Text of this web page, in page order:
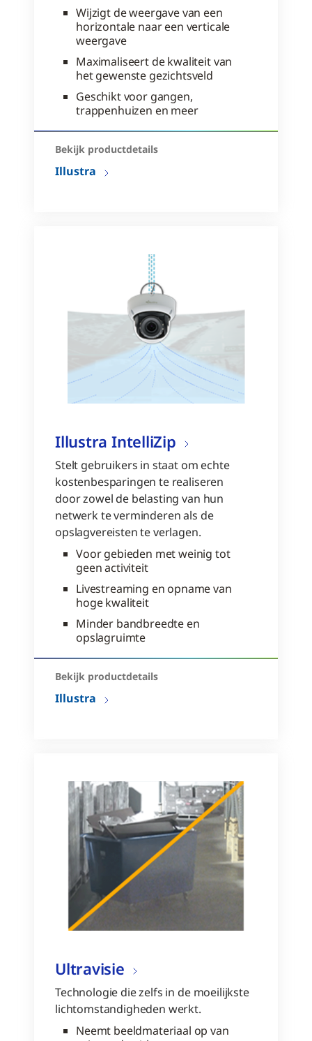
Wijzigt de weergave van een
horizontale naar een verticale
weergave
Maximaliseert de kwaliteit van
het gewenste gezichtsveld
Geschikt voor gangen,
trappenhuizen en meer
Bekijk productdetails
Illustra
Illustra IntelliZip
Stelt gebruikers in staat om echte
kostenbesparingen te realiseren
door zowel de belasting van hun
netwerk te verminderen als de
opslagvereisten te verlagen.
Voor gebieden met weinig tot
geen activiteit
Livestreaming en opname van
hoge kwaliteit
Minder bandbreedte en
opslagruimte
Bekijk productdetails
Illustra
Ultravisie
Technologie die zelfs in de moeilijkste
lichtomstandigheden werkt.
Neemt beeldmateriaal op van